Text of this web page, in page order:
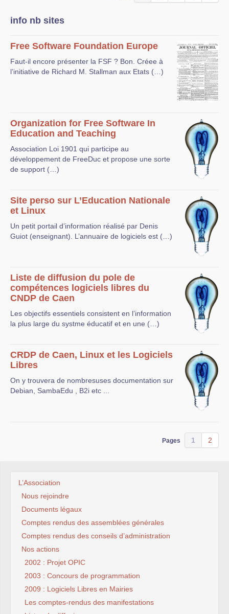
info nb sites
Free Software Foundation Europe
Faut-il encore présenter la FSF ? Bon. Créee à
l’initiative de Richard M. Stallman aux Etats (…)
Organization for Free Software In
Education and Teaching
Association Loi 1901 qui participe au
développement de FreeDuc et propose une sorte
de support (…)
Site perso sur L’Education Nationale
et Linux
Un petit portail d’information réalisé par Denis
Guiot (enseignant). L’annuaire de logiciels est (…)
Liste de diffusion du pole de
compétences logiciels libres du
CNDP de Caen
Les objectifs essentiels consistent en l’information
la plus large du systme éducatif et en une (…)
CRDP de Caen, Linux et les Logiciels
Libres
On y trouvera de nombresuses documentation sur
Debian, SambaEdu , B2i etc ...
Pages 1 2
L’Association
Nous rejoindre
Documents légaux
Comptes rendus des assemblées générales
Comptes rendus des conseils d’administration
Nos actions
2002 : Projet OPIC
2003 : Concours de programmation
2009 : Logiciels Libres en Mairies
Les comptes-rendus des manifestations